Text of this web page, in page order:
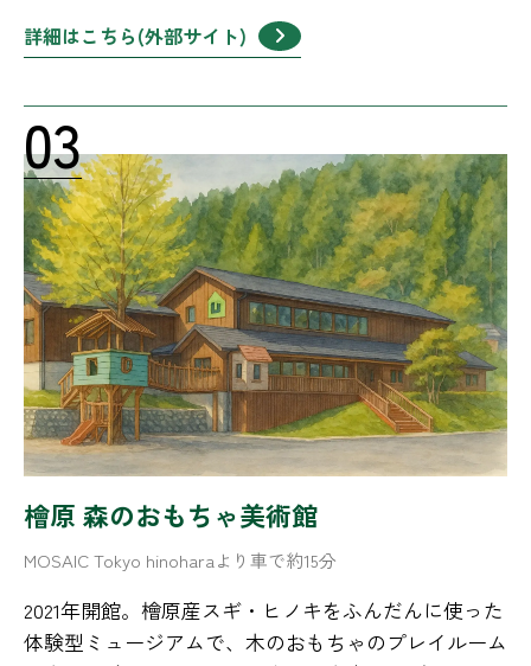
詳細はこちら(外部サイト)
03
檜原 森のおもちゃ美術館
MOSAIC Tokyo hinoharaより車で約15分
2021年開館。檜原産スギ・ヒノキをふんだんに使った
体験型ミュージアムで、木のおもちゃのプレイルーム